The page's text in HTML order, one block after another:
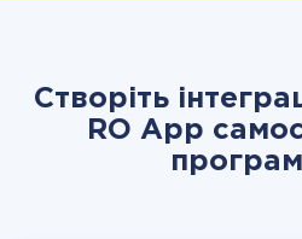
Створіть
RO App